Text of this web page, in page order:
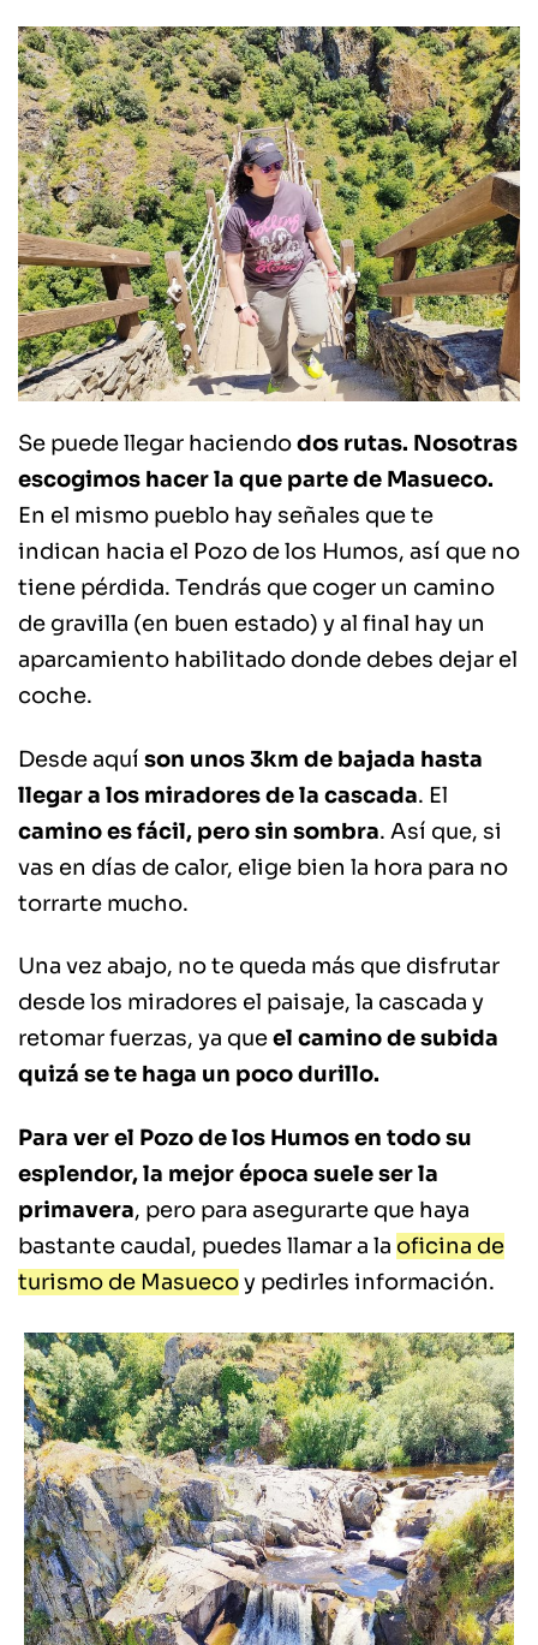
Se puede llegar haciendodos rutas. Nosotras
escogimos hacer la que parte de Masueco.
En el mismo pueblo hay señales que te
indican hacia el Pozo de los Humos, así que no
tiene pérdida. Tendrás que coger un camino
de gravilla (en buen estado) y al final hay un
aparcamiento habilitado donde debes dejar el
coche.
Desde aquí son unos 3km de bajada hasta
llegar a los miradores de la cascada. El
camino es fácil, pero sin sombra. Así que, si
vas en días de calor, elige bien la hora para no
torrarte mucho.
Una vez abajo, no te queda más que disfrutar
desde los miradores el paisaje, la cascada y
retomar fuerzas, ya queel camino de subida
quizá se te haga un poco durillo.
Para ver el Pozo de los Humos en todo su
esplendor, la mejor época suele ser la
primavera, pero para asegurarte que haya
bastante caudal, puedes llamar a la oficina de
turismo de Masuecoy pedirles información.